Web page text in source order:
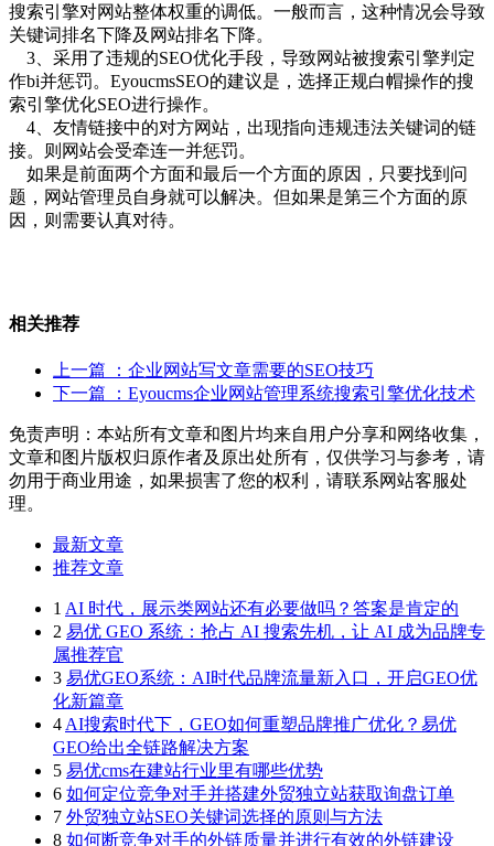
搜索引擎对网站整体权重的调低。一般而言，这种情况会导致
关键词排名下降及网站排名下降。
3、采用了违规的SEO优化手段，导致网站被搜索引擎判定
作bi并惩罚。EyoucmsSEO的建议是，选择正规白帽操作的搜
索引擎优化SEO进行操作。
4、友情链接中的对方网站，出现指向违规违法关键词的链
接。则网站会受牵连一并惩罚。
如果是前面两个方面和最后一个方面的原因，只要找到问
题，网站管理员自身就可以解决。但如果是第三个方面的原
因，则需要认真对待。
相关推荐
上一篇
：企业网站写文章需要的SEO技巧
下一篇
：Eyoucms企业网站管理系统搜索引擎优化技术
免责声明：本站所有文章和图片均来自用户分享和网络收集，
文章和图片版权归原作者及原出处所有，仅供学习与参考，请
勿用于商业用途，如果损害了您的权利，请联系网站客服处
理。
最新文章
推荐文章
1 AI 时代，展示类网站还有必要做吗？答案是肯定的
2 易优 GEO 系统：抢占 AI 搜索先机，让 AI 成为品牌专
属推荐官
3 易优GEO系统：AI时代品牌流量新入口，开启GEO优
化新篇章
4 AI搜索时代下，GEO如何重塑品牌推广优化？易优
GEO给出全链路解决方案
5 易优cms在建站行业里有哪些优势
6 如何定位竞争对手并搭建外贸独立站获取询盘订单
7 外贸独立站SEO关键词选择的原则与方法
8 如何断竞争对手的外链质量并进行有效的外链建设